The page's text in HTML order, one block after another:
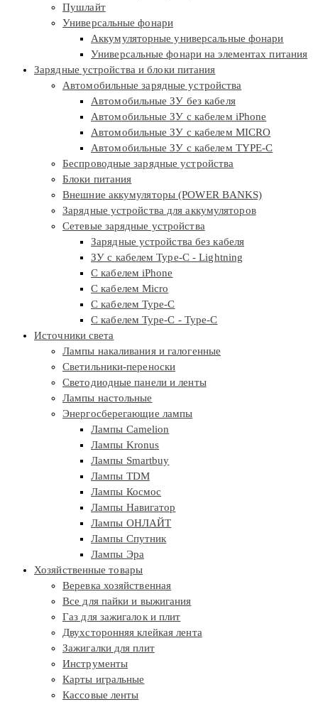
Пушлайт
Универсальные фонари
Аккумуляторные универсальные фонари
Универсальные фонари на элементах питания
Зарядные устройства и блоки питания
Автомобильные зарядные устройства
Автомобильные ЗУ без кабеля
Автомобильные ЗУ с кабелем iPhone
Автомобильные ЗУ с кабелем MICRO
Автомобильные ЗУ с кабелем TYPE-C
Беспроводные зарядные устройства
Блоки питания
Внешние аккумуляторы (POWER BANKS)
Зарядные устройства для аккумуляторов
Сетевые зарядные устройства
Зарядные устройства без кабеля
ЗУ с кабелем Type-C - Lightning
С кабелем iPhone
С кабелем Micro
С кабелем Type-C
С кабелем Type-C - Type-C
Источники света
Лампы накаливания и галогенные
Светильники-переноски
Светодиодные панели и ленты
Лампы настольные
Энергосберегающие лампы
Лампы Camelion
Лампы Kronus
Лампы Smartbuy
Лампы TDM
Лампы Космос
Лампы Навигатор
Лампы ОНЛАЙТ
Лампы Спутник
Лампы Эра
Хозяйственные товары
Веревка хозяйственная
Все для пайки и выжигания
Газ для зажигалок и плит
Двухсторонняя клейкая лента
Зажигалки для плит
Инструменты
Карты игральные
Кассовые ленты